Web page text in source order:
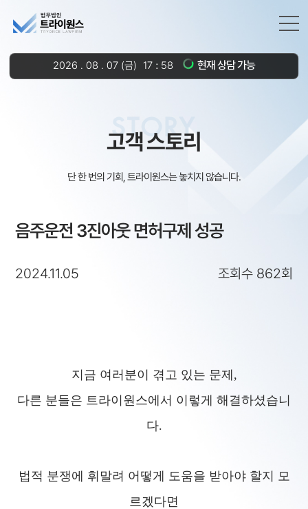
2026 . 08 . 07 (금) 17 : 58 현재 상담 가능
STORY
고객 스토리
단 한 번의 기회, 트라이원스는 놓치지 않습니다.
음주운전 3진아웃 면허구제 성공
2024.11.05 조회수 862회
지금 여러분이 겪고 있는 문제,
다른 분들은 트라이원스에서 이렇게 해결하셨습니
다.
법적 분쟁에 휘말려 어떻게 도움을 받아야 할지 모
르겠다면